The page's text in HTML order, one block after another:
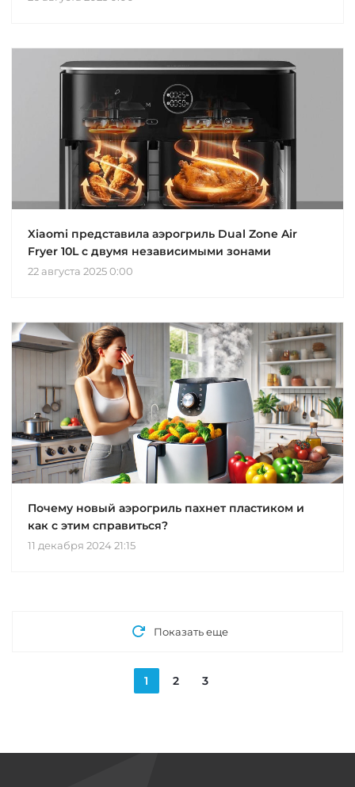
Xiaomi представила аэрогриль Dual Zone Air
Fryer 10L с двумя независимыми зонами
22 августа 2025 0:00
Почему новый аэрогриль пахнет пластиком и
как с этим справиться?
11 декабря 2024 21:15
Показать еще
1 2 3